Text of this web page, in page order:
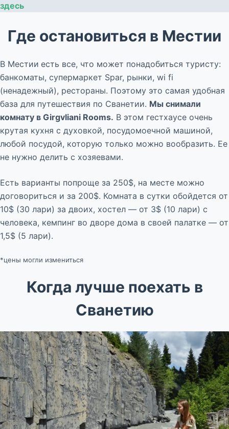
здесь
Где остановиться в Местии
В Местии есть все, что может понадобиться туристу:
банкоматы, супермаркет Spar, рынки, wi fi
(ненадежный), рестораны. Поэтому это самая удобная
база для путешествия по Сванетии. Мы снимали
комнату в Girgvliani Rooms. В этом гестхаусе очень
крутая кухня с духовкой, посудомоечной машиной,
любой посудой, которую только можно вообразить. Ее
не нужно делить с хозяевами.
Есть варианты попроще за 250$, на месте можно
договориться и за 200$. Комната в сутки обойдется от
10$ (30 лари) за двоих, хостел — от 3$ (10 лари) с
человека, кемпинг во дворе дома в своей палатке — от
1,5$ (5 лари).
*цены могли измениться
Когда лучше поехать в
Сванетию